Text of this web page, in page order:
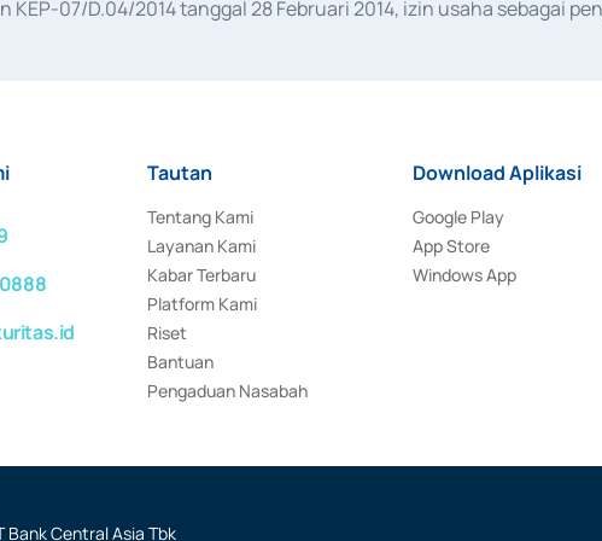
KEP-07/D.04/2014 tanggal 28 Februari 2014, izin usaha sebagai
Tautan
Tentang Kami
Layanan Kami
Kabar Terbaru
Platform Kami
Riset
Bantuan
Pengaduan Nasabah
Download Aplikasi
Google Play
App Store
Windows App
Bank Central Asia Tbk